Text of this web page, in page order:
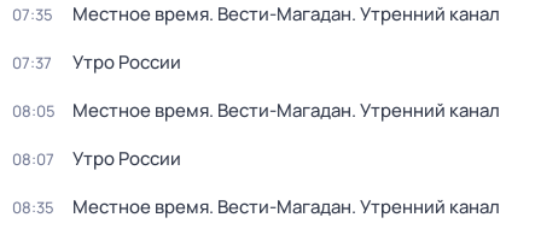
07:35 Местное время. Вести-Магадан. Утренний канал
07:37 Утро России
08:05 Местное время. Вести-Магадан. Утренний канал
08:07 Утро России
08:35 Местное время. Вести-Магадан. Утренний канал